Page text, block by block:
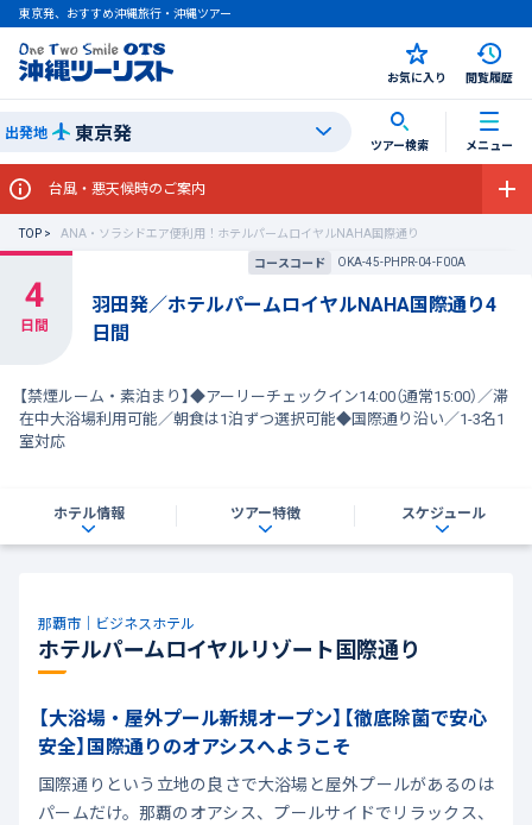
東京発、おすすめ沖縄旅行・沖縄ツアー
お気に入り 閲覧履歴
出発地 東京発 ツアー検索 メニュー
台風・悪天候時のご案内
TOP
ANA・ソラシドエア便利用！ホテルパームロイヤルNAHA国際通り
コースコード
OKA-45-PHPR-04-F00A
羽田発／ホテルパームロイヤルNAHA国際通り4
日間
【禁煙ルーム・素泊まり】◆アーリーチェックイン14:00（通常15:00）／滞
在中大浴場利用可能／朝食は1泊ずつ選択可能◆国際通り沿い／1-3名1
室対応
ホテル情報 ツアー特徴 スケジュール
那覇市｜ビジネスホテル
ホテルパームロイヤルリゾート国際通り
【大浴場・屋外プール新規オープン】【徹底除菌で安心
安全】国際通りのオアシスへようこそ
国際通りという立地の良さで大浴場と屋外プールがあるのは
パームだけ。那覇のオアシス、プールサイドでリラックス、